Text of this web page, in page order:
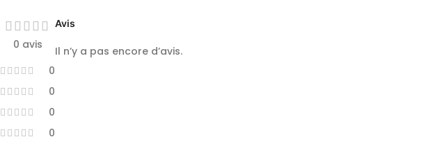
0 avis
0
0
0
0
Avis
Il n’y a pas encore d’avis.